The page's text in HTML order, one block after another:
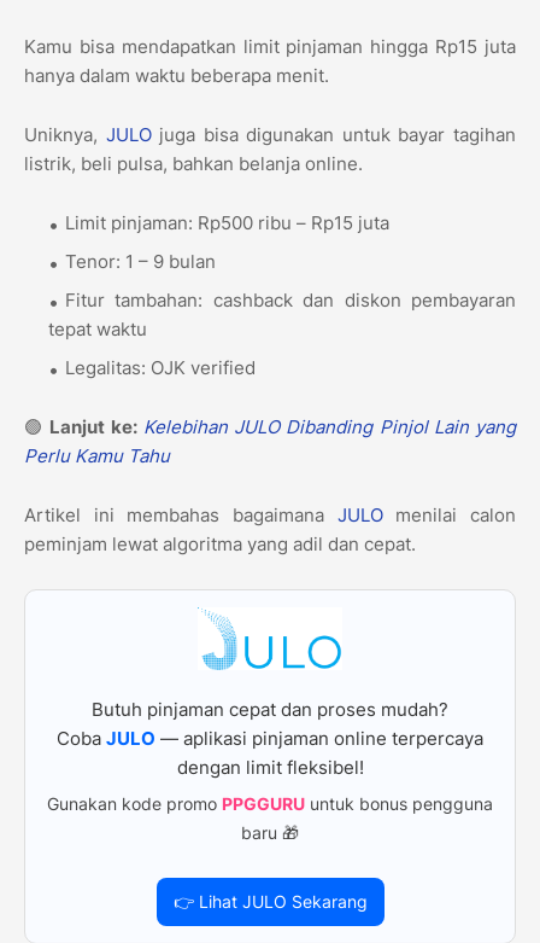
Kamu bisa mendapatkan limit pinjaman hingga Rp15 juta
hanya dalam waktu beberapa menit.
Uniknya, JULOjuga bisa digunakan untuk bayar tagihan
listrik, beli pulsa, bahkan belanja online.
Limit pinjaman: Rp500 ribu – Rp15 juta
Tenor: 1 – 9 bulan
Fitur tambahan: cashback dan diskon pembayaran
tepat waktu
Legalitas: OJK verified
🟢 Lanjut ke: Kelebihan JULO Dibanding Pinjol Lain yang
Perlu Kamu Tahu
Artikel ini membahas bagaimana JULOmenilai calon
peminjam lewat algoritma yang adil dan cepat.
Butuh pinjaman cepat dan proses mudah?
Coba JULO — aplikasi pinjaman online terpercaya
dengan limit fleksibel!
Gunakan kode promo PPGGURU untuk bonus pengguna
baru 🎁
👉 Lihat JULO Sekarang